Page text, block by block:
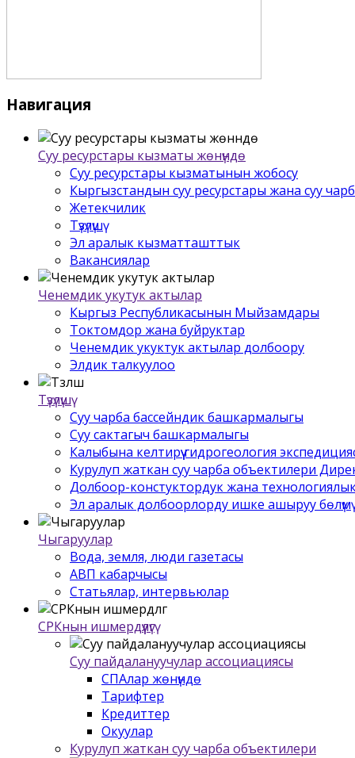
Навигация
Суу ресурстары кызматы жѳнүндѳ
Суу ресурстары кызматынын жобосу
Кыргызстандын суу ресурстары жана суу
Жетекчилик
Түзүлүшү
Эл аралык кызматташттык
Вакансиялар
Ченемдик укутук актылар
Кыргыз Республикасынын Мыйзамдары
Токтомдор жана буйруктар
Ченемдик укуктук актылар долбоору
Элдик талкуулоо
Түзүлүшү
Суу чарба бассейндик башкармалыгы
Суу сактагыч башкармалыгы
Калыбына келтирүү гидрогеология
Курулуп жаткан суу чарба объектилери
Долбоор-констуктордук жана
Эл аралык долбоорлорду ишке ашыруу бѳлүмү
Чыгаруулар
Вода, земля, люди газетасы
АВП кабарчысы
Статьялар, интервьюлар
СРКнын ишмердүүлүгү
Суу пайдалануучулар ассоциациясы
СПАлар жѳнүндѳ
Тарифтер
Кредиттер
Окуулар
Курулуп жаткан суу чарба объектилери